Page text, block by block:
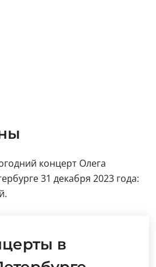
концерт Олега
31 декабря 2023 года:
в